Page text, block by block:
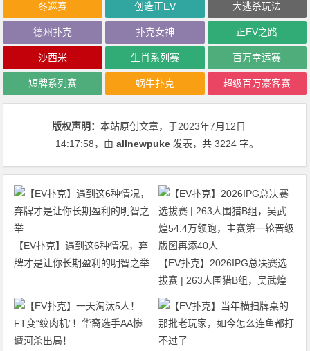
冬巡赛 创造正EV 大逃杀玩法
德州扑克 扑克女神 正EV之路
沙西米 生肖系列赛 百万幸运赛
短牌系列赛 蜗牛扑克 超级百万豪客赛
版权声明：本站原创文章，于2023年7月12日
14:17:58，由allnewpuke 发表，共 3224 字。
【EV扑克】遇到这6种情况，弃
牌才是让你长期盈利的明智之举
【EV扑克】2026IPG总决赛选
拔赛 | 263人围猎B组，吴武煌
54.4万领跑，主赛第一轮晋级版